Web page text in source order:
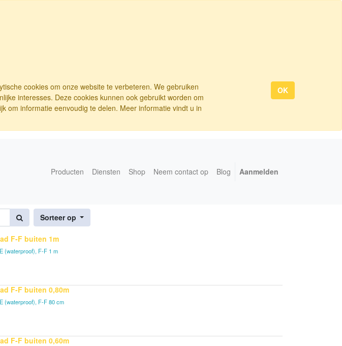
cookies om onze website te verbeteren. We gebruiken
interesses. Deze cookies kunnen ook gebruikt worden om
om informatie eenvoudig te delen. Meer informatie vindt u in
OK
Producten Diensten Shop Neem contact op Blog Aanmelden
Sorteer op
F-F buiten 1m
(waterproof), F-F 1 m
F-F buiten 0,80m
(waterproof), F-F 80 cm
F-F buiten 0,60m